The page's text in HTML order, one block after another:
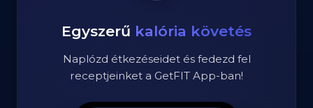
Egyszerű kalória követés
Naplózd étkezéseidet és fedezd fel
receptjeinket a GetFIT App-ban!